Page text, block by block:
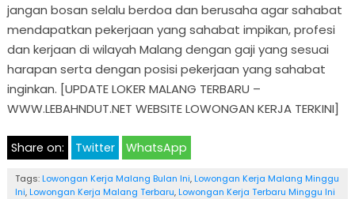
jangan bosan selalu berdoa dan berusaha agar sahabat
mendapatkan pekerjaan yang sahabat impikan, profesi
dan kerjaan di wilayah Malang dengan gaji yang sesuai
harapan serta dengan posisi pekerjaan yang sahabat
inginkan. [UPDATE LOKER MALANG TERBARU –
WWW.LEBAHNDUT.NET WEBSITE LOWONGAN KERJA TERKINI]
Share on: Twitter WhatsApp
Tags: Lowongan Kerja Malang Bulan Ini, Lowongan Kerja Malang Minggu
Ini, Lowongan Kerja Malang Terbaru, Lowongan Kerja Terbaru Minggu Ini